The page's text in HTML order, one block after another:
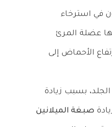
في استرخاء
عضلة المرئ
الأحماض إلى
بسبب زيادة
صبغة الميلانين